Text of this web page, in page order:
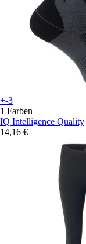
+-3
1 Farben
IQ Intelligence Quality
14,16 €